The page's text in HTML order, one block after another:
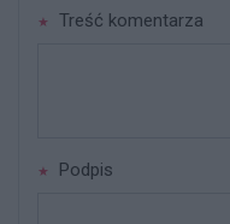
Treść komentarza
Podpis